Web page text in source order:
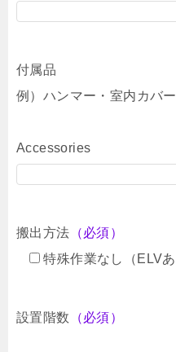
付属品
例）ハンマー・室内カバ
Accessories
搬出方法 （必須）
特殊作業なし（ELVあ
設置階数 （必須）